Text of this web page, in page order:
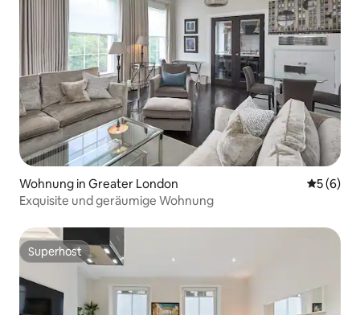
Wohnung in Greater London
5 (6)
Exquisite und geräumige Wohnung
Superhost
Superhost